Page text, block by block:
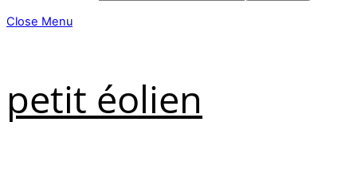
Close Menu
petit éolien